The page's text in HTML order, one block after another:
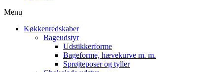
Menu
Køkkenredskaber
Bageudstyr
Udstikkerforme
Bageforme, hævekurve m. m.
Sprøjteposer og tyller